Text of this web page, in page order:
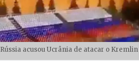
Rússia acusou Ucrânia de atacar o